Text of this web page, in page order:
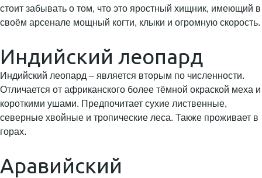
стоит забывать о том, что это яростный хищник, имеющий в
своём арсенале мощный когти, клыки и огромную скорость.
Индийский леопард
Индийский леопард – является вторым по численности.
Отличается от африканского более тёмной окраской меха и
короткими ушами. Предпочитает сухие лиственные,
северные хвойные и тропические леса. Также проживает в
горах.
Аравийский